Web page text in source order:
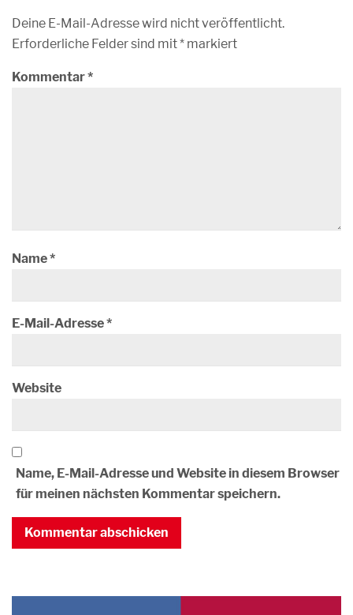
Deine E-Mail-Adresse wird nicht veröffentlicht.
Erforderliche Felder sind mit* markiert
Kommentar*
Name*
E-Mail-Adresse*
Website
Name, E-Mail-Adresse und Website in diesem Browser
für meinen nächsten Kommentar speichern.